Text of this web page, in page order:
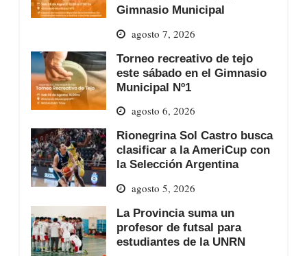
Gimnasio Municipal
agosto 7, 2026
Torneo recreativo de tejo
este sábado en el Gimnasio
Municipal Nº1
agosto 6, 2026
Rionegrina Sol Castro busca
clasificar a la AmeriCup con
la Selección Argentina
agosto 5, 2026
La Provincia suma un
profesor de futsal para
estudiantes de la UNRN